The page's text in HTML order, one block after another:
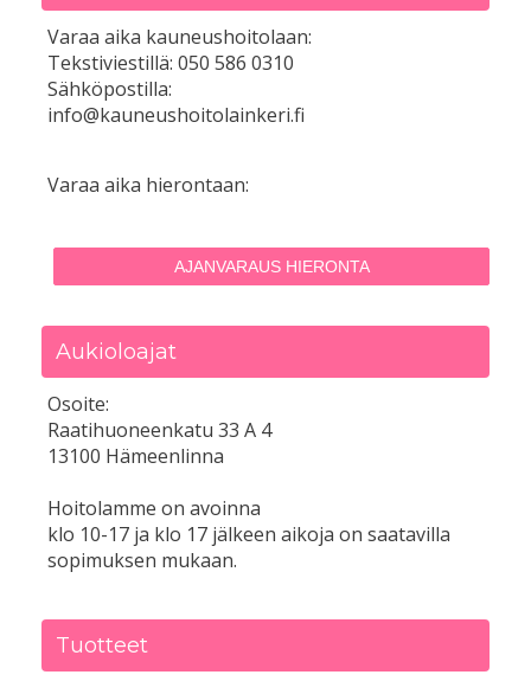
Varaa aika kauneushoitolaan:
Tekstiviestillä: 050 586 0310
Sähköpostilla:
info@kauneushoitolainkeri.fi
Varaa aika hierontaan:
AJANVARAUS HIERONTA
Aukioloajat
Osoite:
Raatihuoneenkatu 33 A 4
13100 Hämeenlinna
Hoitolamme on avoinna
klo 10-17 ja klo 17 jälkeen aikoja on saatavilla
sopimuksen mukaan.
Tuotteet